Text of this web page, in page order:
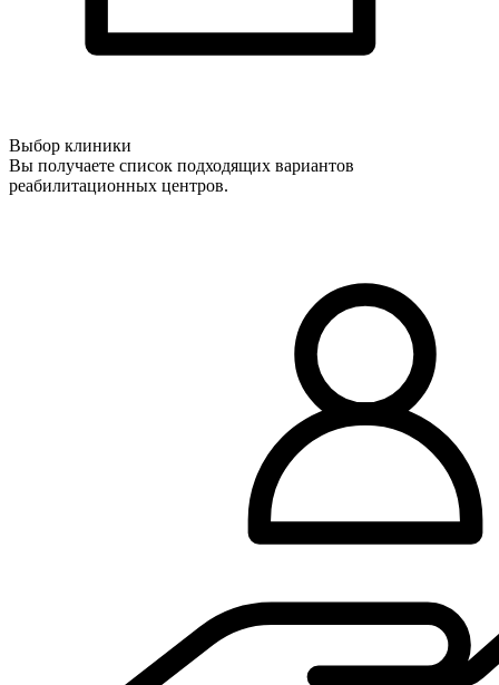
Выбор клиники
Вы получаете список подходящих вариантов
реабилитационных центров.